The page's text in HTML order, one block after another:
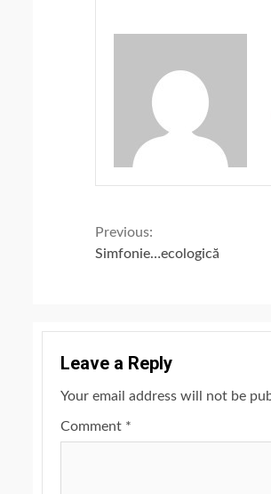
Continue
Previous:
Simfonie…ecologică
Leave a Reply
Your email address will not be
Comment *